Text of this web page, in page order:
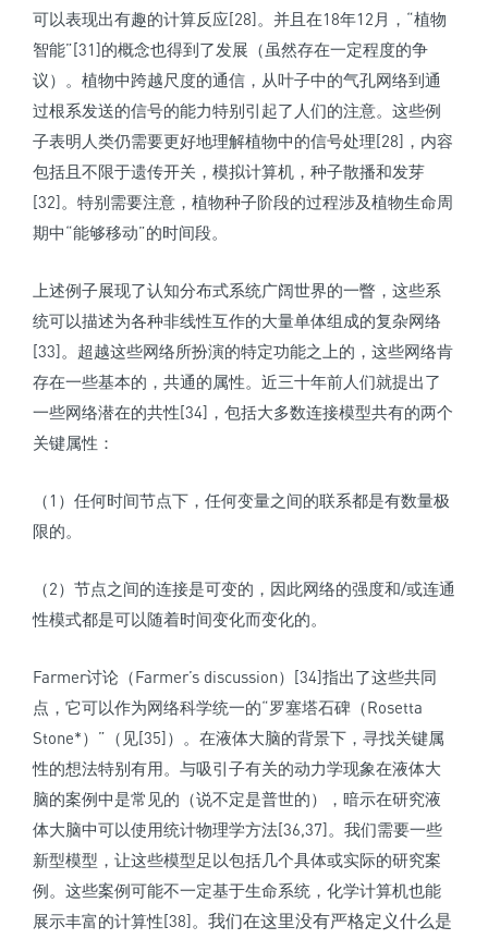
可以表现出有趣的计算反应[28]。并且在18年12月，“植物
智能”[31]的概念也得到了发展（虽然存在一定程度的争
议）。植物中跨越尺度的通信，从叶子中的气孔网络到通
过根系发送的信号的能力特别引起了人们的注意。这些例
子表明人类仍需要更好地理解植物中的信号处理[28]，内容
包括且不限于遗传开关，模拟计算机，种子散播和发芽
[32]。特别需要注意，植物种子阶段的过程涉及植物生命周
期中“能够移动”的时间段。
上述例子展现了认知分布式系统广阔世界的一瞥，这些系
统可以描述为各种非线性互作的大量单体组成的复杂网络
[33]。超越这些网络所扮演的特定功能之上的，这些网络肯
存在一些基本的，共通的属性。近三十年前人们就提出了
一些网络潜在的共性[34]，包括大多数连接模型共有的两个
关键属性：
（1）任何时间节点下，任何变量之间的联系都是有数量极
限的。
（2）节点之间的连接是可变的，因此网络的强度和/或连通
性模式都是可以随着时间变化而变化的。
Farmer讨论（Farmer’s discussion）[34]指出了这些共同
点，它可以作为网络科学统一的“罗塞塔石碑（Rosetta
Stone*）”（见[35]）。在液体大脑的背景下，寻找关键属
性的想法特别有用。与吸引子有关的动力学现象在液体大
脑的案例中是常见的（说不定是普世的），暗示在研究液
体大脑中可以使用统计物理学方法[36,37]。我们需要一些
新型模型，让这些模型足以包括几个具体或实际的研究案
例。这些案例可能不一定基于生命系统，化学计算机也能
展示丰富的计算性[38]。 我们在这里没有严格定义什么是